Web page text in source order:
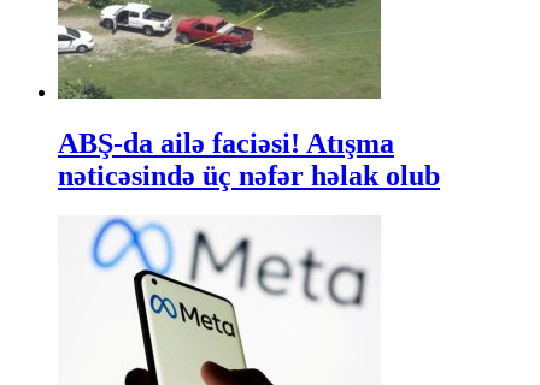
ABŞ-da ailə faciəsi! Atışma
nəticəsində üç nəfər həlak olub